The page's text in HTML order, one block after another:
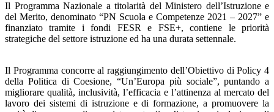
Il Programma Nazionale a titolarità del Ministero dell’Istruzione e
del Merito, denominato “PN Scuola e Competenze 2021 – 2027” e
finanziato tramite i fondi FESR e FSE+, contiene le priorità
strategiche del settore istruzione ed ha una durata settennale.
Il Programma concorre al raggiungimento dell’Obiettivo di Policy 4
della Politica di Coesione, “Un’Europa più sociale”, puntando a
migliorare qualità, inclusività, l’efficacia e l’attinenza al mercato del
lavoro dei sistemi di istruzione e di formazione, a promuovere la